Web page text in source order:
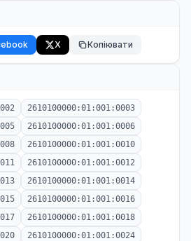
X Копіювати
2610100000:01:001:0003
2610100000:01:001:0006
2610100000:01:001:0010
2610100000:01:001:0012
2610100000:01:001:0014
2610100000:01:001:0016
2610100000:01:001:0018
2610100000:01:001:0024